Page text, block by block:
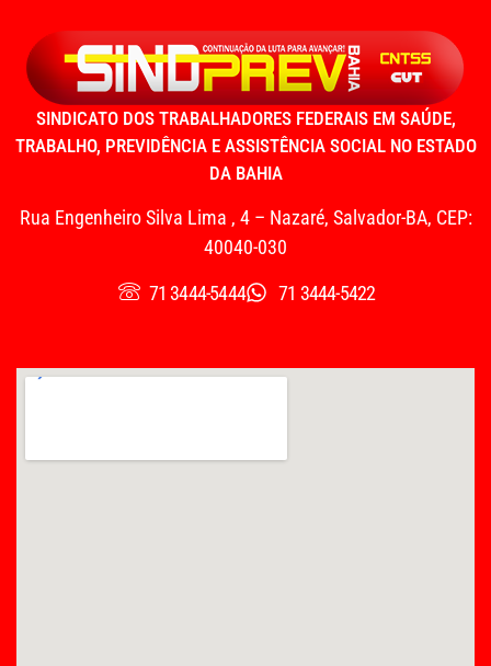
SINDICATO DOS TRABALHADORES FEDERAIS EM SAÚDE,
TRABALHO, PREVIDÊNCIA E ASSISTÊNCIA SOCIAL NO ESTADO
DA BAHIA
Rua Engenheiro Silva Lima , 4 – Nazaré, Salvador-BA, CEP:
40040-030
71 3444-5444
71 3444-5422